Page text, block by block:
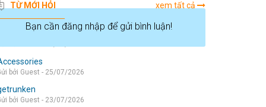
Bạn cần đăng nhập để gửi bình luận!
TỪ MỚI HỎI xem tất cả
die wohnung
bởi Guest - 25/07/2026
bởi Guest - 23/07/2026